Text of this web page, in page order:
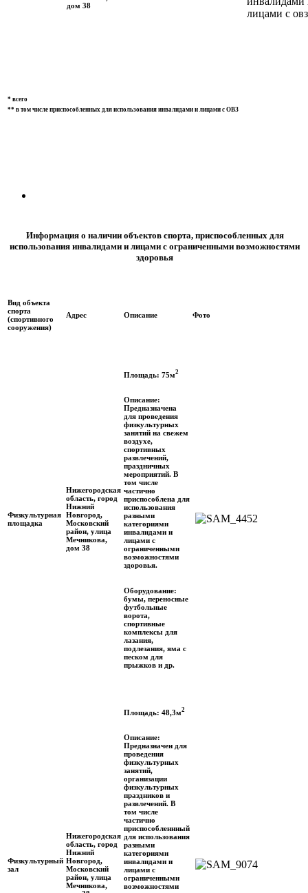
дом 38
лицами с овз
* всего
** в том числе приспособленных для использования инвалидами и лицами с ОВЗ
Информация о наличии объектов спорта, приспособленных для
использования инвалидами и лицами с ограниченными возможностями
здоровья
Вид объекта
спорта
(спортивного
сооружения)
Адрес Описание Фото
Физкультурная
площадка
Нижегородская
область, город
Нижний
Новгород,
Московский
район, улица
Мечникова,
дом 38
Площадь: 75м2
Описание:
Предназначена
для проведения
физкультурных
занятий на свежем
воздухе,
спортивных
развлечений,
праздничных
мероприятий. В
том числе
частично
приспособлена для
использования
разными
категориями
инвалидами и
лицами с
ограниченными
возможностями
здоровья.
Оборудование:
бумы, переносные
футбольные
ворота,
спортивные
комплексы для
лазания,
подлезания, яма с
песком для
прыжков и др.
Физкультурный
зал
Нижегородская
область, город
Нижний
Новгород,
Московский
район, улица
Мечникова,
Площадь: 48,3м2
Описание:
Предназначен для
проведения
физкультурных
занятий,
организации
физкультурных
праздников и
развлечений. В
том числе
частично
приспособленнный
для использования
разными
категориями
инвалидами и
лицами с
ограниченными
возможностями